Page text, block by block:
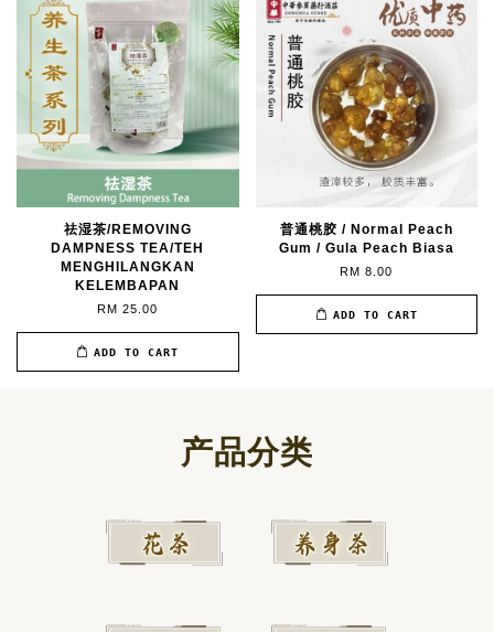
祛湿茶/REMOVING
DAMPNESS TEA/TEH
MENGHILANGKAN
KELEMBAPAN
RM 25.00
ADD TO CART
普通桃胶 / Normal Peach
Gum / Gula Peach Biasa
RM 8.00
ADD TO CART
产品分类